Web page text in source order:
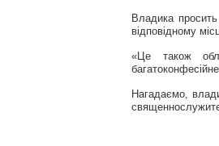
Владика
відповідному
«Це також
Нагадаємо,